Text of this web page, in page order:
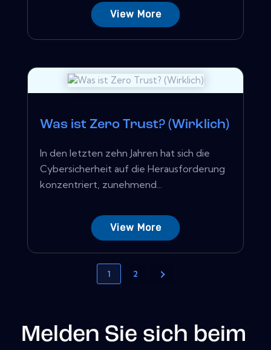
View More
Was ist Zero Trust? (Wirklich)
In den letzten zehn Jahren hat sich die
Cybersicherheit auf die Herausforderung
konzentriert, zunehmend...
View More
1 2
Melden Sie sich beim